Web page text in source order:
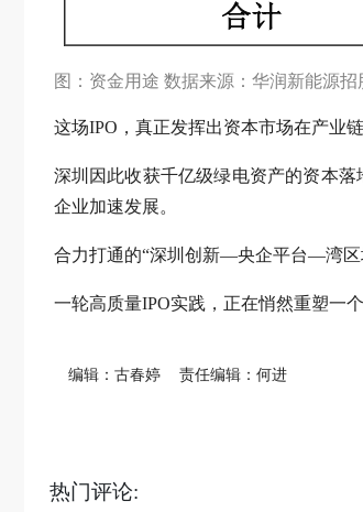
图：资金用途 数据来源：华润新能源招
这场IPO，真正发挥出资本市场在产业
深圳因此收获千亿级绿电资产的资本
企业加速发展。
合力打通的“深圳创新—央企平台—湾区
一轮高质量IPO实践，正在悄然重塑一
编辑：古春婷 责任编辑：何进
热门评论: